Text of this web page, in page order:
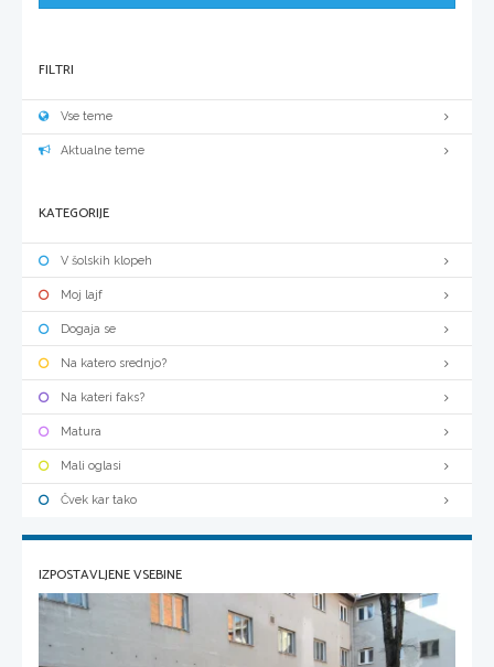
FILTRI
Vse teme
Aktualne teme
KATEGORIJE
V šolskih klopeh
Moj lajf
Dogaja se
Na katero srednjo?
Na kateri faks?
Matura
Mali oglasi
Čvek kar tako
IZPOSTAVLJENE VSEBINE